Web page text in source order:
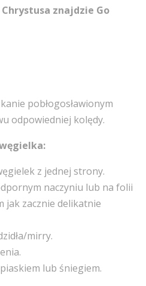
znajdzie Go
pobłogosławionym
odpowiedniej kolędy.
z jednej strony.
naczyniu lub na folii
jak zacznie delikatnie
mirry.
lub śniegiem.